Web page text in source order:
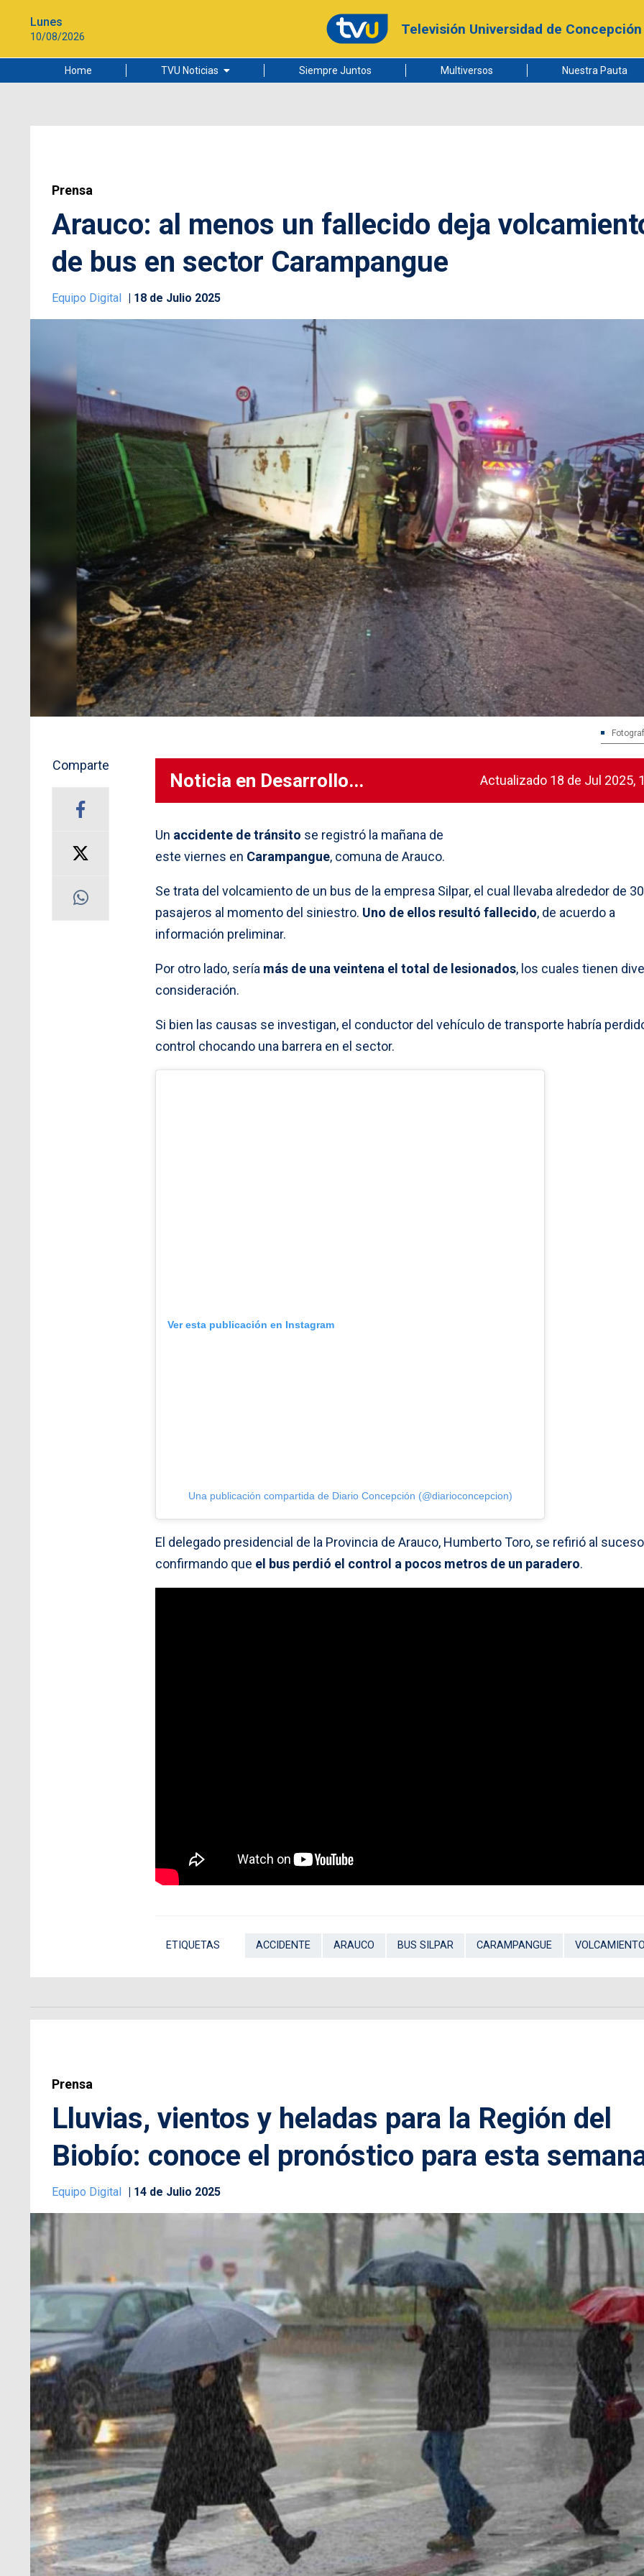
Lunes
10/08/2026 Televisión Universidad de Concepción
Home TVU Noticias
Ciudad
Siempre Juntos Multiversos Nuestra Pauta
Prensa
Arauco: al menos un fallecido deja
de bus en sector Carampangue
Equipo Digital 18 de Julio 2025
Comparte
Noticia en Desarrollo... Actualizado 18 de Jul 2025,
Un accidente de tránsito se registró la mañana de
este viernes en Carampangue, comuna de Arauco.
Se trata del volcamiento de un bus de la empresa Silpar, el cual llevaba alrededor de 30
pasajeros al momento del siniestro. Uno de ellos resultó fallecido, de acuerdo a
información preliminar.
Por otro lado, sería más de una veintena el total de lesionados, los cuales tienen
consideración.
Si bien las causas se investigan, el conductor del vehículo de transporte habría
control chocando una barrera en el sector.
Ver esta publicación en Instagram
Una publicación compartida de Diario Concepción (@diarioconcepcion)
El delegado presidencial de la Provincia de Arauco, Humberto Toro, se refirió al suceso
confirmando que el bus perdió el control a pocos metros de un paradero.
ETIQUETAS ACCIDENTE ARAUCO BUS SILPAR CARAMPANGUE VOLCAMIENTO
Prensa
Lluvias, vientos y heladas para la Región del
Biobío: conoce el pronóstico para esta
Equipo Digital 14 de Julio 2025